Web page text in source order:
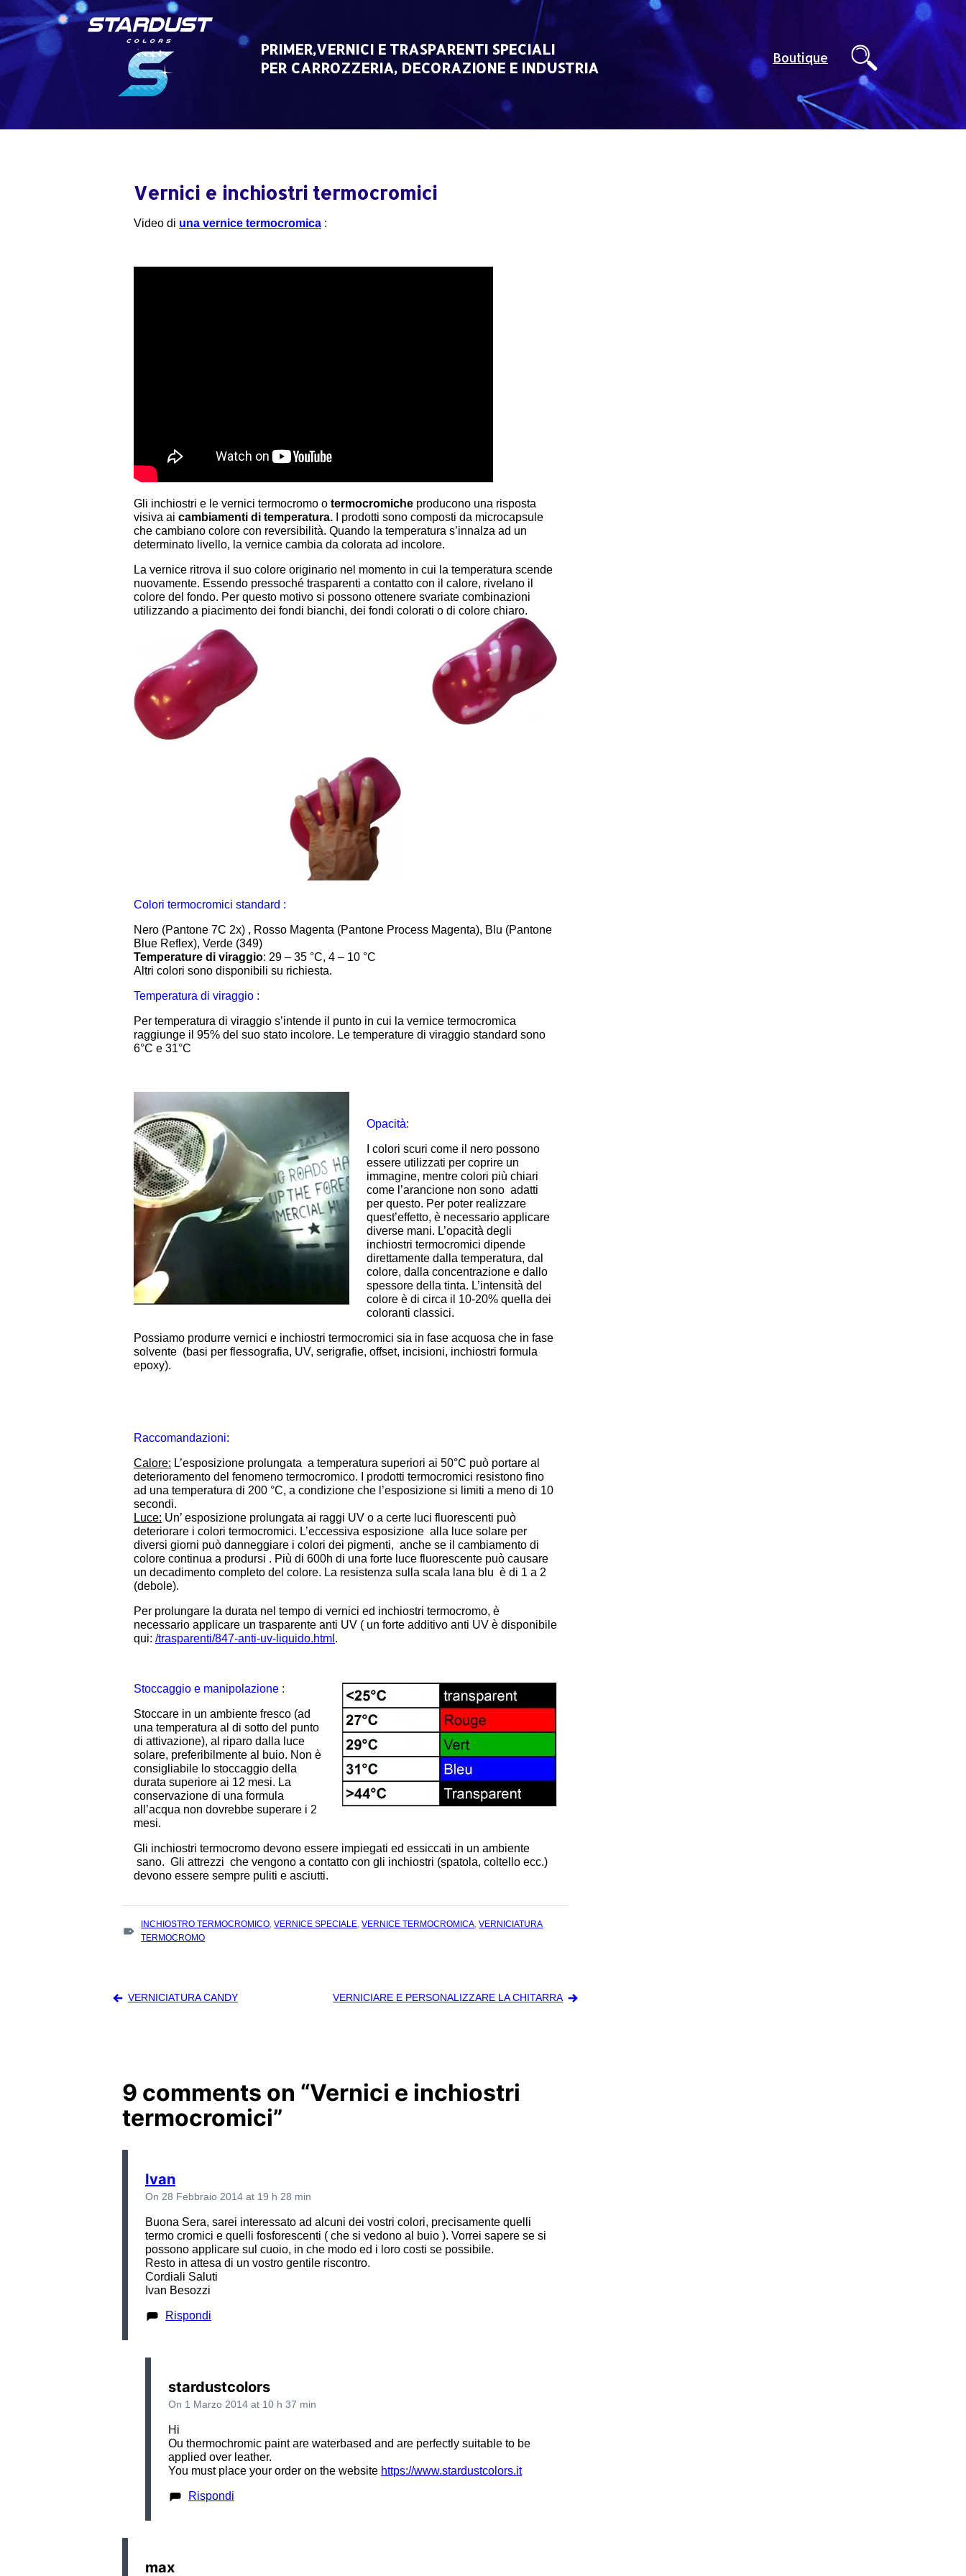
to
content
PRIMER,VERNICI E TRASPARENTI SPECIALI
PER CARROZZERIA, DECORAZIONE E INDUSTRIA
Boutique
Vernici e inchiostri termocromici
Video di una vernice termocromica :
Gli inchiostri e le vernici termocromo o termocromiche producono una risposta
visiva ai cambiamenti di temperatura.
I prodotti sono composti da microcapsule
che cambiano colore con reversibilità. Quando la temperatura s’innalza ad un
determinato livello, la vernice cambia da colorata ad incolore.
La vernice ritrova il suo colore originario nel momento in cui la temperatura scende
nuovamente. Essendo pressoché trasparenti a contatto con il calore, rivelano il
colore del fondo. Per questo motivo si possono ottenere svariate combinazioni
utilizzando a piacimento dei fondi bianchi, dei fondi colorati o di colore chiaro.
Colori termocromici standard :
Nero (Pantone 7C 2x) , Rosso Magenta (Pantone Process Magenta), Blu (Pantone
Blue Reflex), Verde (349)
Temperature di viraggio: 29 – 35 °C, 4 – 10 °C
Altri colori sono disponibili su richiesta.
Temperatura di viraggio :
Per temperatura di viraggio s’intende il punto in cui la vernice termocromica
raggiunge il 95% del suo stato incolore. Le temperature di viraggio standard sono
6°C e 31°C
Opacità:
I colori scuri come il nero possono
essere utilizzati per coprire un
immagine, mentre colori più chiari
come l’arancione non sono adatti
per questo. Per poter realizzare
quest’effetto, è necessario applicare
diverse mani. L’opacità degli
inchiostri termocromici dipende
direttamente dalla temperatura, dal
colore, dalla concentrazione e dallo
spessore della tinta. L’intensità del
colore è di circa il 10-20% quella dei
coloranti classici.
Possiamo produrre vernici e inchiostri termocromici sia in fase acquosa che in fase
solvente (basi per flessografia, UV, serigrafie, offset, incisioni, inchiostri formula
epoxy).
Raccomandazioni:
Calore: L’esposizione prolungata a temperatura superiori ai 50°C può portare al
deterioramento del fenomeno termocromico. I prodotti termocromici resistono fino
ad una temperatura di 200 °C, a condizione che l’esposizione si limiti a meno di 10
secondi.
Luce: Un’ esposizione prolungata ai raggi UV o a certe luci fluorescenti può
deteriorare i colori termocromici. L’eccessiva esposizione alla luce solare per
diversi giorni può danneggiare i colori dei pigmenti, anche se il cambiamento di
colore continua a prodursi . Più di 600h di una forte luce fluorescente può causare
un decadimento completo del colore. La resistenza sulla scala lana blu è di 1 a 2
(debole).
Per prolungare la durata nel tempo di vernici ed inchiostri termocromo, è
necessario applicare un trasparente anti UV ( un forte additivo anti UV è disponibile
qui: /trasparenti/847-anti-uv-liquido.html .
Stoccaggio e manipolazione :
Stoccare in un ambiente fresco (ad
una temperatura al di sotto del punto
di attivazione), al riparo dalla luce
solare, preferibilmente al buio. Non è
consigliabile lo stoccaggio della
durata superiore ai 12 mesi. La
conservazione di una formula
all’acqua non dovrebbe superare i 2
mesi.
Gli inchiostri termocromo devono essere impiegati ed essiccati in un ambiente
sano. Gli attrezzi che vengono a contatto con gli inchiostri (spatola, coltello ecc.)
devono essere sempre puliti e asciutti.
TAGS
:
INCHIOSTRO TERMOCROMICO,VERNICE SPECIALE,VERNICE TERMOCROMICA,VERNICIATURA
TERMOCROMO
articoli
VERNICIATURA CANDY VERNICIARE E PERSONALIZZARE LA CHITARRA
9 comments on “Vernici e inchiostri
termocromici”
Ivan
On 28 Febbraio 2014 at 19 h 28 min
Buona Sera, sarei interessato ad alcuni dei vostri colori, precisamente quelli
termo cromici e quelli fosforescenti ( che si vedono al buio ). Vorrei sapere se si
possono applicare sul cuoio, in che modo ed i loro costi se possibile.
Resto in attesa di un vostro gentile riscontro.
Cordiali Saluti
Ivan Besozzi
Rispondi
stardustcolors
On 1 Marzo 2014 at 10 h 37 min
Hi
Ou thermochromic paint are waterbased and are perfectly suitable to be
applied over leather.
You must place your order on the website https://www.stardustcolors.it
Rispondi
max